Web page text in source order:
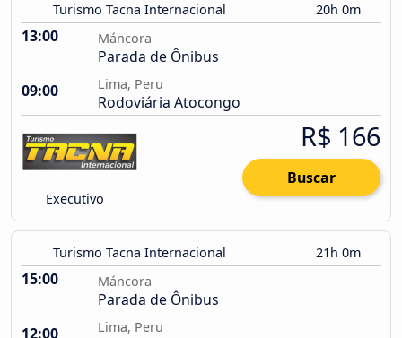
Turismo Tacna Internacional 20h 0m
13:00 Máncora
Parada de Ônibus
09:00
Lima, Peru
Rodoviária Atocongo
Executivo
R$ 166
Buscar
Turismo Tacna Internacional 21h 0m
15:00 Máncora
Parada de Ônibus
12:00
Lima, Peru